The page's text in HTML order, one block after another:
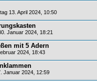
13. April 2024, 10:50
Januar 2024, 18:21
mit 5 Adern
2024, 18:43
Januar 2024, 12:59